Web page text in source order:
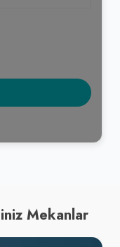
Mekanlar